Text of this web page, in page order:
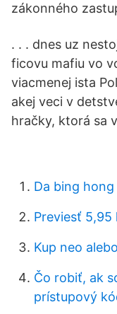
zákonného
. . . dnes uz
ficovu mafiu vo
viacmenej ista
akej veci v
hračky, ktorá sa
Da bing
Previesť
Kup neo
Čo robiť, ak
prístupový